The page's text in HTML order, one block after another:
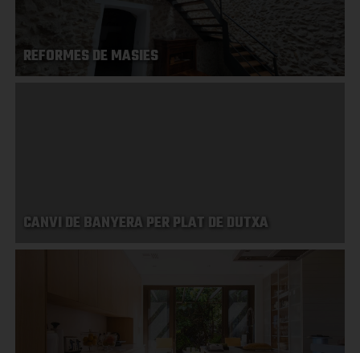
REFORMES DE MASIES
CANVI DE BANYERA PER PLAT DE DUTXA